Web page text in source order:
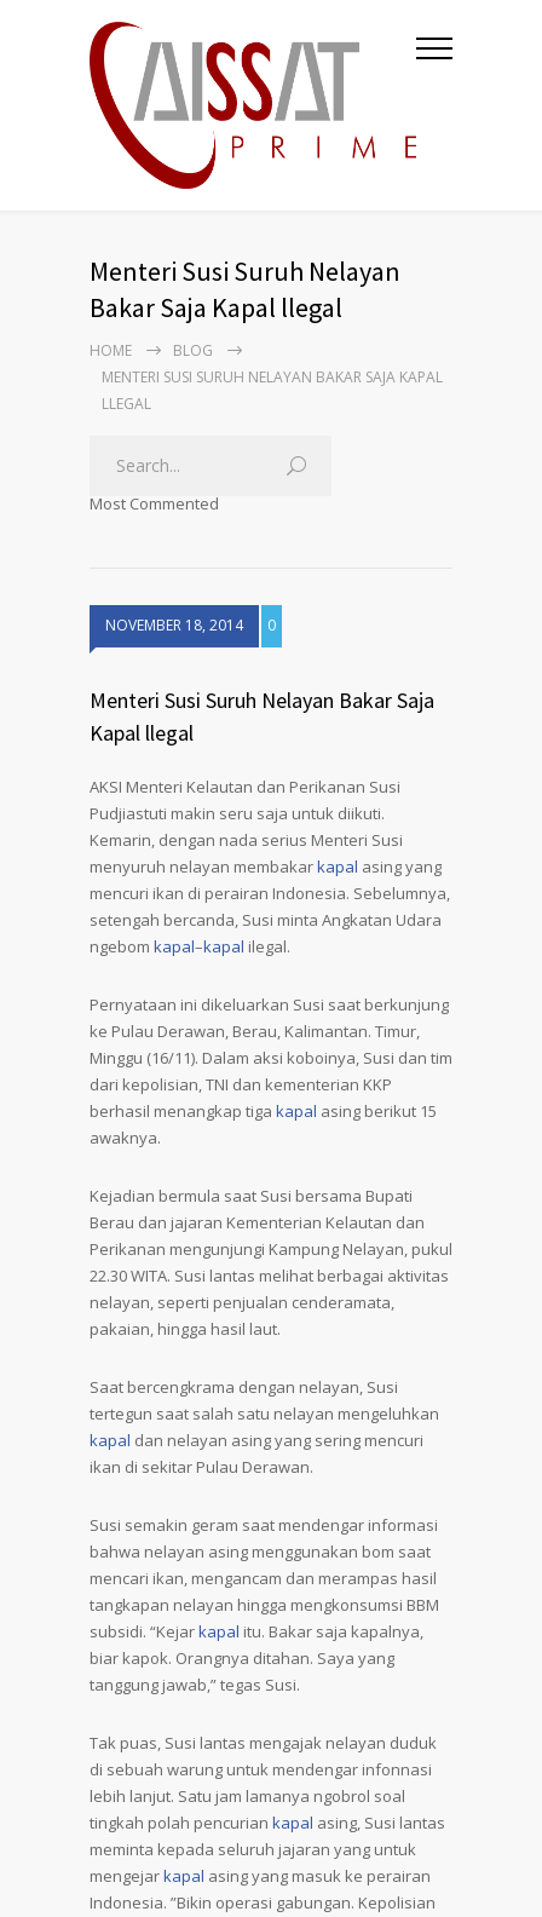
Menteri Susi Suruh Nelayan
Bakar Saja Kapal llegal
HOME
BLOG
MENTERI SUSI SURUH NELAYAN BAKAR SAJA KAPAL
LLEGAL
Most Commented
NOVEMBER 18, 2014 0
Menteri Susi Suruh Nelayan Bakar Saja
Kapal llegal
AKSI Menteri Kelautan dan Perikanan Susi
Pudjiastuti makin seru saja untuk diikuti.
Kemarin, dengan nada serius Menteri Susi
menyuruh nelayan membakarkapal asing yang
mencuri ikan di perairan Indonesia. Sebelumnya,
setengah bercanda, Susi minta Angkatan Udara
ngebom kapal–kapal ilegal.
Pernyataan ini dikeluarkan Susi saat berkunjung
ke Pulau Derawan, Berau, Kalimantan. Timur,
Minggu (16/11). Dalam aksi koboinya, Susi dan tim
dari kepolisian, TNI dan kementerian KKP
berhasil menangkap tiga kapal asing berikut 15
awaknya.
Kejadian bermula saat Susi bersama Bupati
Berau dan jajaran Kementerian Kelautan dan
Perikanan mengunjungi Kampung Nelayan, pukul
22.30 WITA. Susi lantas melihat berbagai aktivitas
nelayan, seperti penjualan cenderamata,
pakaian, hingga hasil laut.
Saat bercengkrama dengan nelayan, Susi
tertegun saat salah satu nelayan mengeluhkan
kapal dan nelayan asing yang sering mencuri
ikan di sekitar Pulau Derawan.
Susi semakin geram saat mendengar informasi
bahwa nelayan asing menggunakan bom saat
mencari ikan, mengancam dan merampas hasil
tangkapan nelayan hingga mengkonsumsi BBM
subsidi. “Kejarkapal itu. Bakar saja kapalnya,
biar kapok. Orangnya ditahan. Saya yang
tanggung jawab,” tegas Susi.
Tak puas, Susi lantas mengajak nelayan duduk
di sebuah warung untuk mendengar infonnasi
lebih lanjut. Satu jam lamanya ngobrol soal
tingkah polah pencurian kapal asing, Susi lantas
meminta kepada seluruh jajaran yang untuk
mengejarkapal asing yang masuk ke perairan
Indonesia. ”Bikin operasi gabungan. Kepolisian